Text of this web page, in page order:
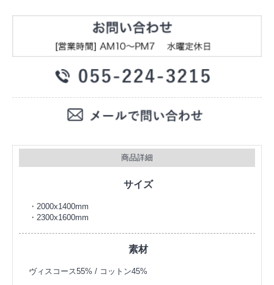
商品詳細
サイズ
・2000x1400mm
・2300x1600mm
素材
ヴィスコース55% / コットン45%